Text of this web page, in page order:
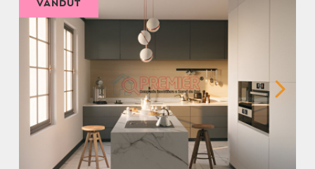
VÂNDUT